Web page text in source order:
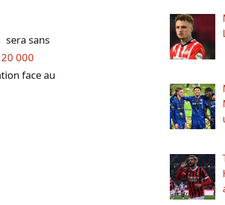
sera sans
000
face au